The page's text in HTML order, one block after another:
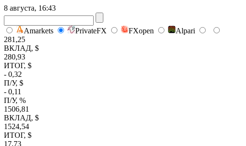
8 августа, 16:43
Amarkets PrivateFX FXopen
Alpari
281,25
ВКЛАД, $
280,93
ИТОГ, $
- 0,32
П/У, $
- 0,11
П/У, %
1506,81
ВКЛАД, $
1524,54
ИТОГ, $
17,73